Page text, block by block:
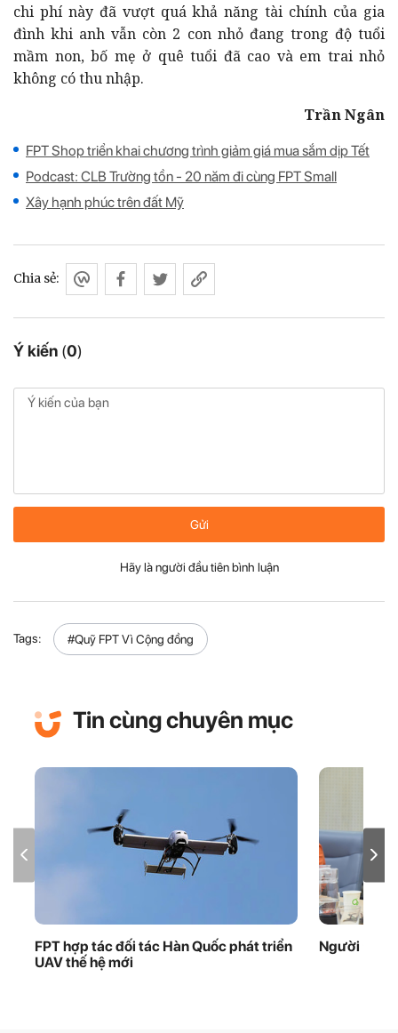
chi phí này đã vượt quá khả năng tài chính của gia
đình khi anh vẫn còn 2 con nhỏ đang trong độ tuổi
mầm non, bố mẹ ở quê tuổi đã cao và em trai nhỏ
không có thu nhập.
Trần Ngân
FPT Shop triển khai chương trình giảm giá mua sắm dịp Tết
Podcast: CLB Trường tồn - 20 năm đi cùng FPT Small
Xây hạnh phúc trên đất Mỹ
Ý kiến (0)
Chia sẻ:
Gửi
Hãy là người đầu tiên bình luận
Tags: #Quỹ FPT Vì Cộng đồng
Tin cùng chuyên mục
FPT hợp tác đối tác Hàn Quốc phát triển
UAV thế hệ mới
Người ‘giữ